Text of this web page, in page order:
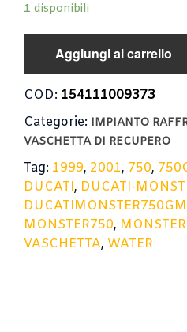
1 disponibili
Aggiungi al carrello
COD: 154111009373
Categorie: IMPIANTO
VASCHETTA DI RECUPERO
Tag: 1999, 2001, 750,
DUCATI, DUCATI-
MONSTER750,
VASCHETTA, WATER